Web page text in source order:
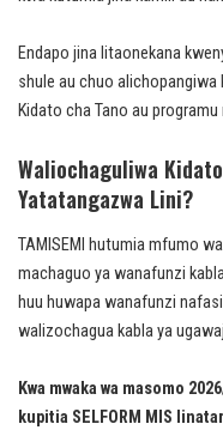
Endapo jina litaonekana
shule au chuo
Kidato cha Tano au
Waliochaguliwa
Yatatangazwa Lini?
TAMISEMI hutumia mfumo
machaguo ya wanafunzi
huu huwapa wanafunzi
walizochagua kabla ya
Kwa mwaka wa masomo
kupitia SELFORM MIS